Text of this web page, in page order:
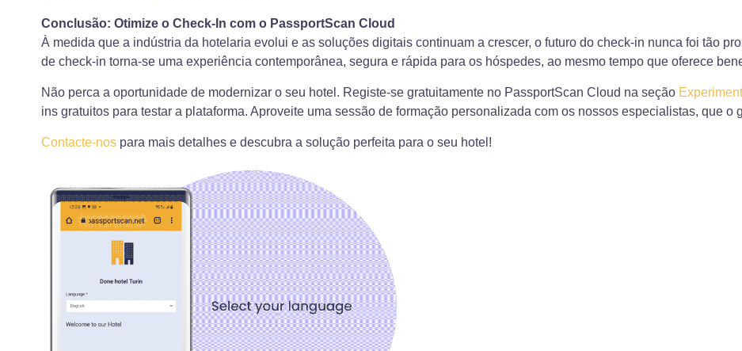
Conclusão: Otimize o Check-In com o PassportScan Cloud
À medida que a indústria da hotelaria evolui e as soluções digitais continuam a crescer, o futuro do check-in nunca foi tão
de check-in torna-se uma experiência contemporânea, segura e rápida para os hóspedes, ao mesmo tempo que oferece
Não perca a oportunidade de modernizar o seu hotel. Registe-se gratuitamente no PassportScan Cloud na seção
ins gratuitos para testar a plataforma. Aproveite uma sessão de formação personalizada com os nossos especialistas, que o
Contacte-nos para mais detalhes e descubra a solução perfeita para o seu hotel!